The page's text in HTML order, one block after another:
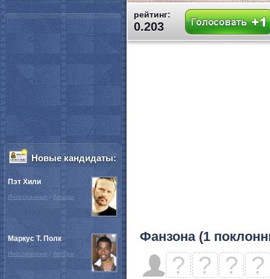
рейтинг:
0.203
Фанзона (1
? ? ? ?
Новые кандидаты:
Пэт Хили
Иностранные / Актёры
Маркус Т. Полк
Иностранные / Актёры